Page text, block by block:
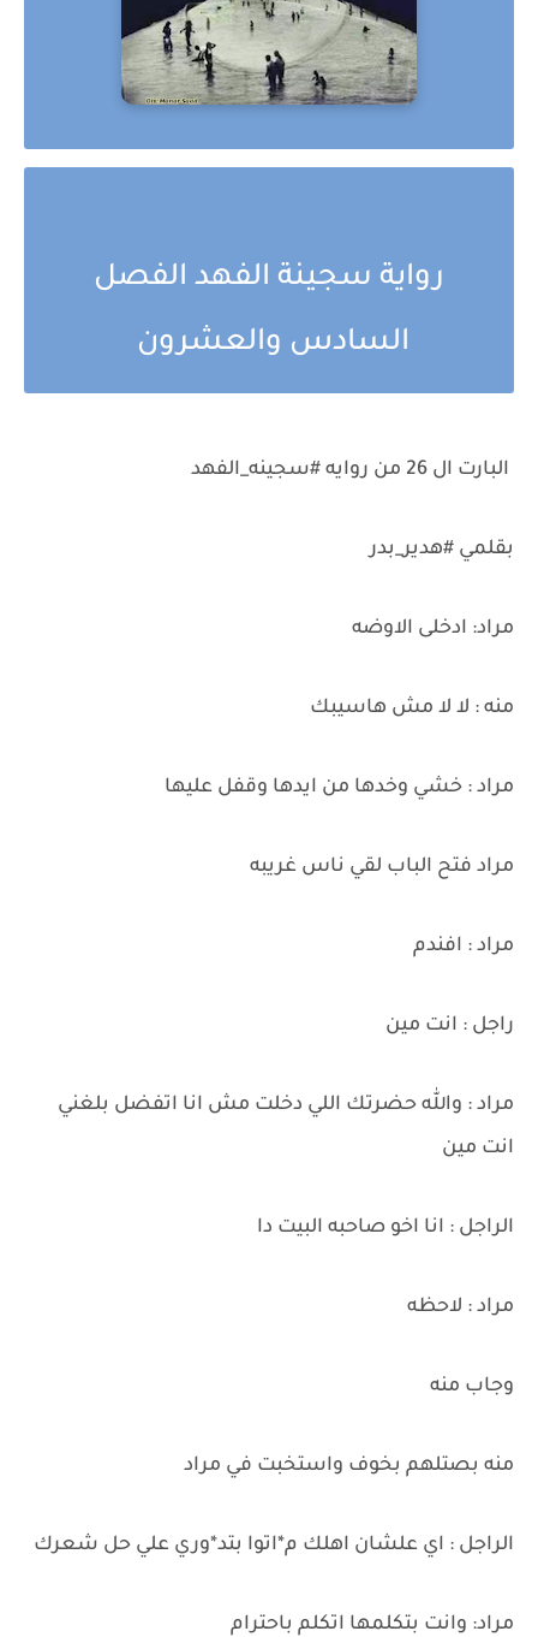
رواية سجينة الفهد الفصل
السادس والعشرون
البارت ال 26 من روايه #سجينه_الفهد
بقلمي #هدير_بدر
مراد: ادخلى الاوضه
منه : لا لا مش هاسيبك
مراد : خشي وخدها من ايدها وقفل عليها
مراد فتح الباب لقي ناس غريبه
مراد : افندم
راجل : انت مين
مراد : والله حضرتك اللي دخلت مش انا اتفضل بلغني
انت مين
الراجل : انا اخو صاحبه البيت دا
مراد : لاحظه
وجاب منه
منه بصتلهم بخوف واستخبت في مراد
الراجل : اي علشان اهلك م*اتوا بتد*وري علي حل شعرك
مراد: وانت بتكلمها اتكلم باحترام